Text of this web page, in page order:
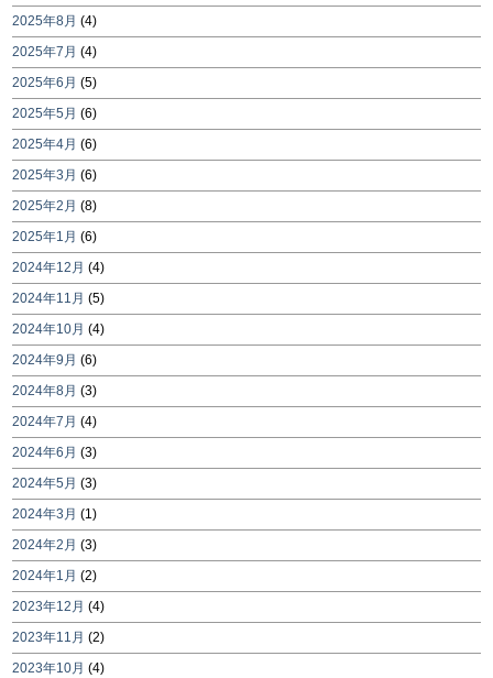
2025年8月 (4)
2025年7月 (4)
2025年6月 (5)
2025年5月 (6)
2025年4月 (6)
2025年3月 (6)
2025年2月 (8)
2025年1月 (6)
2024年12月 (4)
2024年11月 (5)
2024年10月 (4)
2024年9月 (6)
2024年8月 (3)
2024年7月 (4)
2024年6月 (3)
2024年5月 (3)
2024年3月 (1)
2024年2月 (3)
2024年1月 (2)
2023年12月 (4)
2023年11月 (2)
2023年10月 (4)